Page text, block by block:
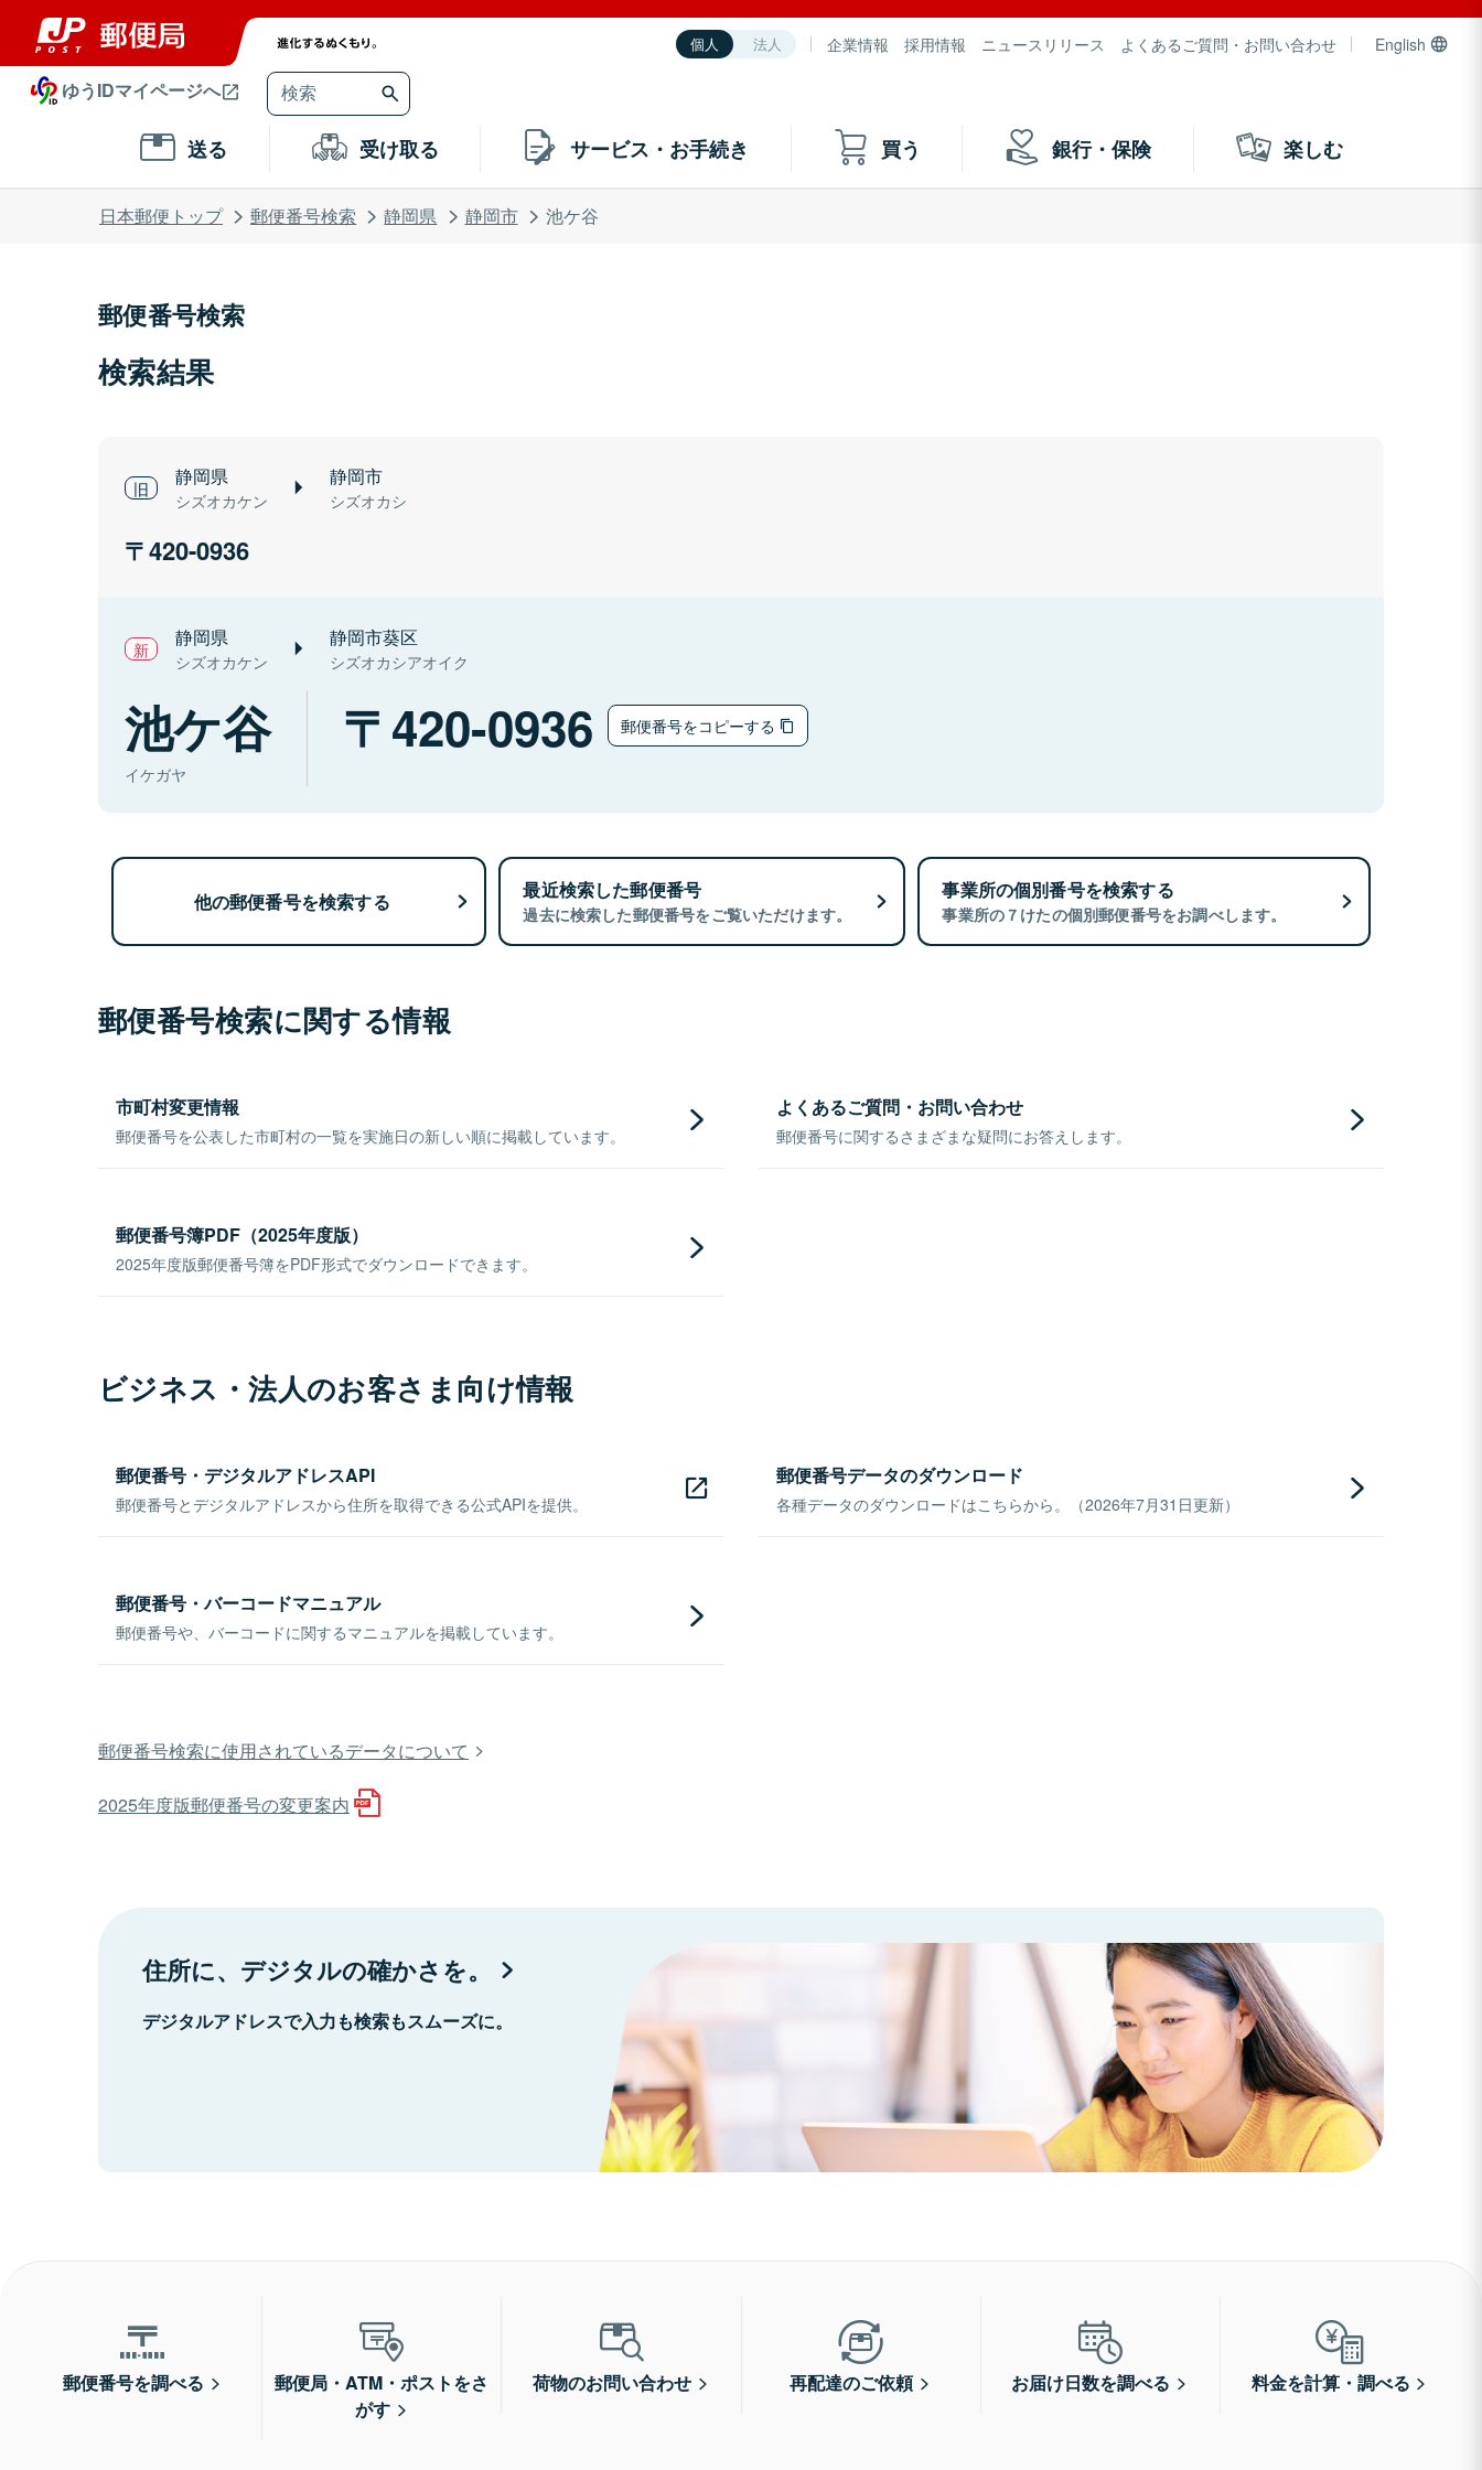
個人 法人 企業情報 採用情報 ニュースリリース よくあるご質問・お問い合わせ English
ゆうIDマイページへ
送る 受け取る サービス・お手続き 買う 銀行・保険 楽しむ
日本郵便トップ 郵便番号検索 静岡県 静岡市 池ケ谷
郵便番号検索
検索結果
静岡県
シズオカケン
静岡市
シズオカシ
420-0936
静岡県
シズオカケン
静岡市葵区
シズオカシアオイク
池ケ谷
イケガヤ
420-0936 郵便番号をコピーする
他の郵便番号を検索する 最近検索した郵便番号
過去に検索した郵便番号をご覧いただけます。
事業所の個別番号を検索する
事業所の７けたの個別郵便番号をお調べします。
郵便番号検索に関する情報
市町村変更情報
郵便番号を公表した市町村の一覧を実施日の新しい順に掲載しています。
よくあるご質問・お問い合わせ
郵便番号に関するさまざまな疑問にお答えします。
郵便番号簿PDF（2025年度版）
2025年度版郵便番号簿をPDF形式でダウンロードできます。
ビジネス・法人のお客さま向け情報
郵便番号・デジタルアドレスAPI
郵便番号とデジタルアドレスから住所を取得できる公式APIを提供。
郵便番号データのダウンロード
各種データのダウンロードはこちらから。（2026年7月31日更新）
郵便番号・バーコードマニュアル
郵便番号や、バーコードに関するマニュアルを掲載しています。
郵便番号検索に使用されているデータについて
2025年度版郵便番号の変更案内
住所に、デジタルの確かさを。
デジタルアドレスで入力も検索もスムーズに。
郵便番号を調べる
郵便局・ATM・ポストをさ
がす
荷物のお問い合わせ 再配達のご依頼 お届け日数を調べる 料金を計算・調べる